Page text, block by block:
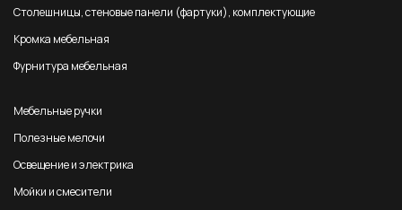
Столешницы, стеновые панели (фартуки), комплектующие
Кромка мебельная
Фурнитура мебельная
Мебельные ручки
Полезные мелочи
Освещение и электрика
Мойки и смесители